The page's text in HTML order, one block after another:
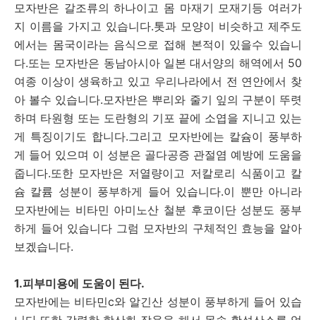
모자반은 갈조류의 하나이고 몸 마재기 모재기등 여러가
지 이름을 가지고 있습니다.톳과 모양이 비슷하고 제주도
에서는 몸국이라는 음식으로 접해 본적이 있을수 있습니
다.또는 모자반은 동남아시아 일본 대서양의 해역에서 50
여종 이상이 생육하고 있고 우리나라에서 전 연안에서 찾
아 볼수 있습니다.모자반은 뿌리와 줄기 잎의 구분이 뚜렷
하며 타원형 또는 도란형의 기포 끝에 소엽을 지니고 있는
게 특징이기도 합니다.그리고 모자반에는 칼슘이 풍부하
게 들어 있으며 이 성분은 골다공증 관절염 예방에 도움을
줍니다.또한 모자반은 저열량이고 저칼로리 식품이고 칼
슘 칼륨 성분이 풍부하게 들어 있습니다.이 뿐만 아니라
모자반에는 비타민 아미노산 철분 후코이단 성분도 풍부
하게 들어 있습니다 그럼 모자반의 구체적인 효능을 알아
보겠습니다.
1.피부미용에 도움이 된다.
모자반에는 비타민c와 알긴산 성분이 풍부하게 들어 있습